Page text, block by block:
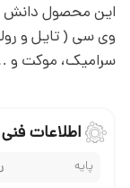
این محصول دانش
وی سی ( تایل و
سرامیک، موکت
اطلاعات فنی
پايه